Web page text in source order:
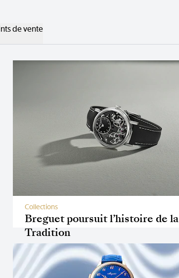
de vente
Breguet poursuit l’histoire de la
Tradition
Collections